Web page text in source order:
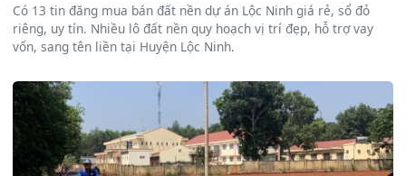
Có 13 tin đăng mua bán đất nền dự án Lộc Ninh giá rẻ, sổ đỏ
riêng, uy tín. Nhiều lô đất nền quy hoạch vị trí đẹp, hỗ trợ vay
vốn, sang tên liền tại Huyện Lộc Ninh.